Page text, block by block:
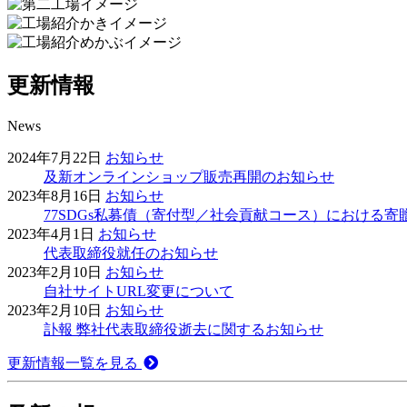
る
へ
更新情報
News
2024年7月22日 お知らせ
及新オンラインショップ販売再開のお知らせ
2023年8月16日 お知らせ
77SDGs私募債（寄付型／社会貢献コース）における寄
2023年4月1日 お知らせ
代表取締役就任のお知らせ
2023年2月10日 お知らせ
自社サイトURL変更について
2023年2月10日 お知らせ
訃報 弊社代表取締役逝去に関するお知らせ
更新情報一覧を見る